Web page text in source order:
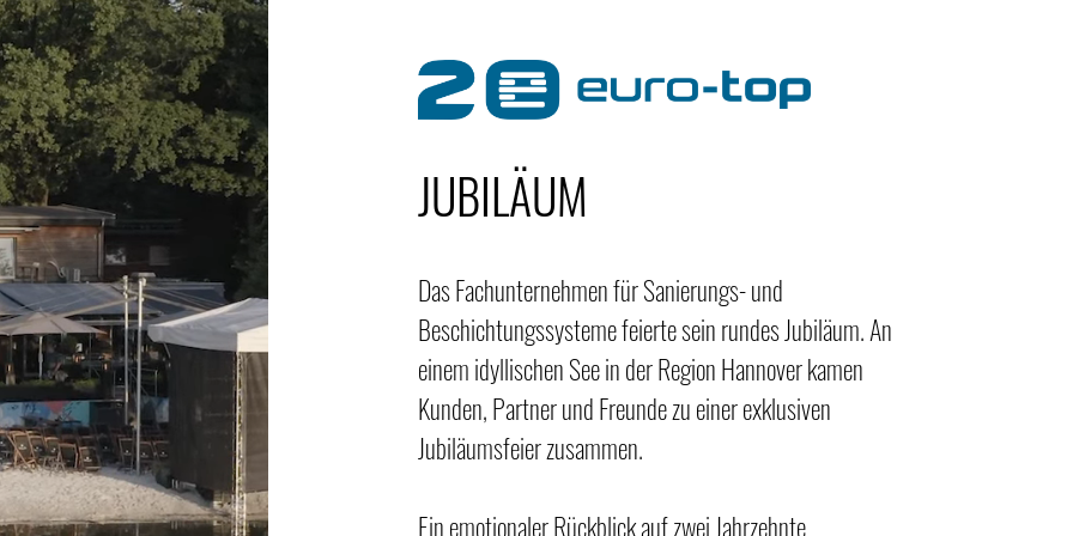
JUBILÄUM
Das Fachunternehmen für Sanierungs- und
Beschichtungssysteme feierte sein rundes Jubiläum. An
einem idyllischen See in der Region Hannover kamen
Kunden, Partner und Freunde zu einer exklusiven
Jubiläumsfeier zusammen.
Ein emotionaler Rückblick auf zwei Jahrzehnte